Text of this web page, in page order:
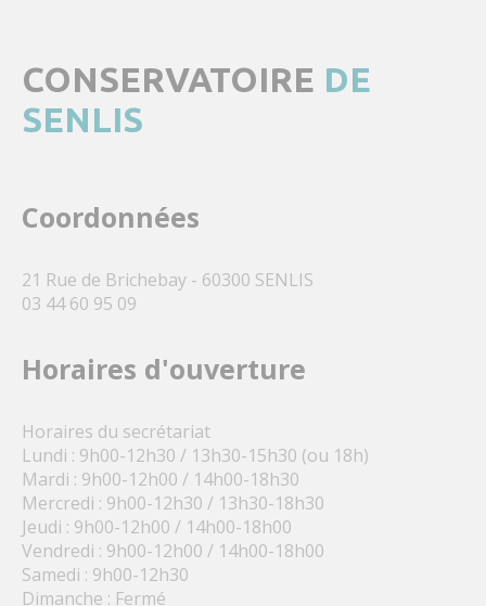
CONSERVATOIRE DE
SENLIS
Coordonnées
21 Rue de Brichebay - 60300 SENLIS
03 44 60 95 09
Horaires d'ouverture
Horaires du secrétariat
Lundi : 9h00-12h30 / 13h30-15h30 (ou 18h)
Mardi : 9h00-12h00 / 14h00-18h30
Mercredi : 9h00-12h30 / 13h30-18h30
Jeudi : 9h00-12h00 / 14h00-18h00
Vendredi : 9h00-12h00 / 14h00-18h00
Samedi : 9h00-12h30
Dimanche : Fermé